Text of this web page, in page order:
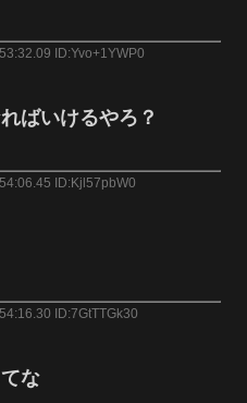
ID:Yvo+1YWP0
ばいけるやろ？
ID:Kjl57pbW0
ID:7GtTTGk30
な